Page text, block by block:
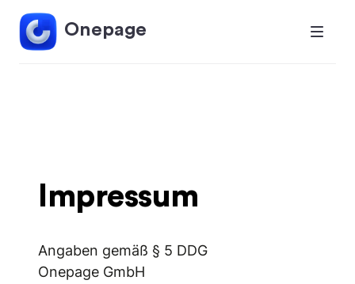
Onepage
Impressum
Angaben gemäß § 5 DDG
Onepage GmbH